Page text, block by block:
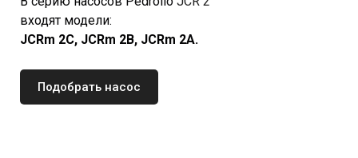
входят модели:
JCRm 2C, JCRm 2B, JCRm 2A.
Подобрать насос